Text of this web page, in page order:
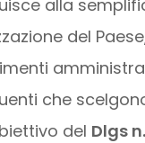
alla
del
che
del Dlgs